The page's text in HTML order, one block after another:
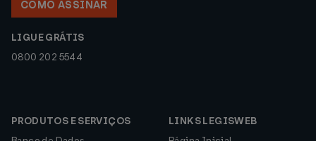
COMO ASSINAR
LIGUE GRÁTIS
0800 202 5544
PRODUTOS E SERVIÇOS
LINKS LEGISWEB